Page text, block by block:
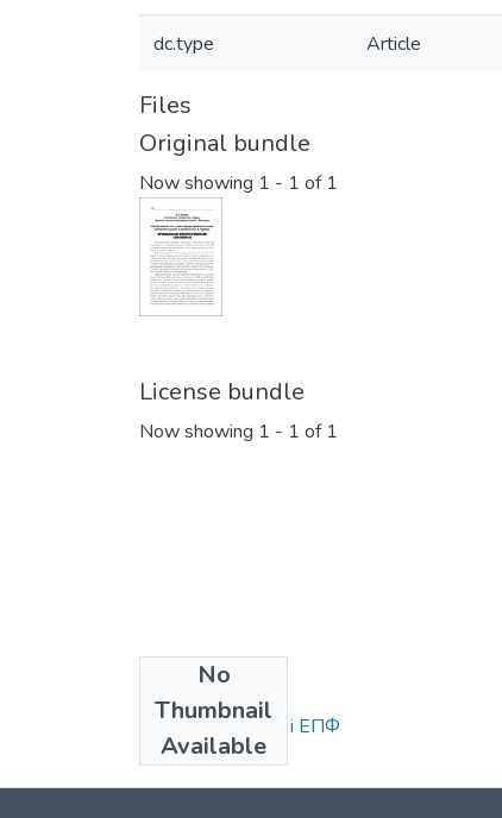
dc.type Article
Files
Original bundle
Now showing 1 - 1 of 1
License bundle
Now showing 1 - 1 of 1
No
Thumbnail
Available
Collections
Статті та доповіді ЕПФ